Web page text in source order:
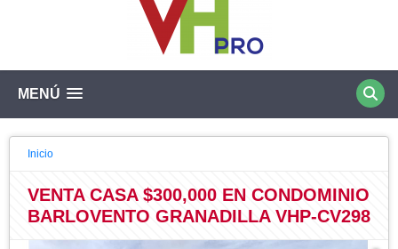
MENÚ
Inicio
VENTA CASA $300,000 EN CONDOMINIO
BARLOVENTO GRANADILLA VHP-CV298